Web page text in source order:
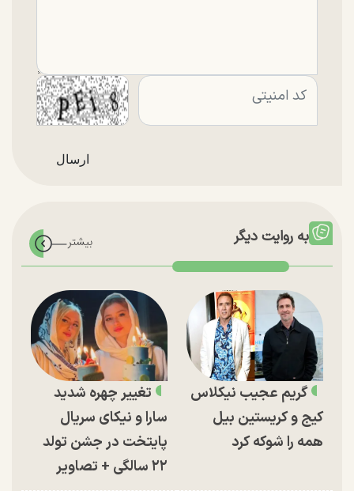
به روایت دیگر
گریم عجیب نیکلاس
کیج و کریستین بیل
همه را شوکه کرد
تغییر چهره شدید
سارا و نیکای سریال
پایتخت در جشن تولد
۲۲ سالگی + تصاویر